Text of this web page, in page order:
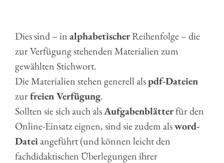
Dies sind – inalphabetischerReihenfolge – die
zur Verfügung stehenden Materialien zum
gewählten Stichwort.
Die Materialien stehen generell alspdf-Dateien
zurfreien Verfügung.
Sollten sie sich auch alsAufgabenblätterfür den
Online-Einsatz eignen, sind sie zudem alsword-
Dateiangeführt (und können leicht den
fachdidaktischen Überlegungen ihrer